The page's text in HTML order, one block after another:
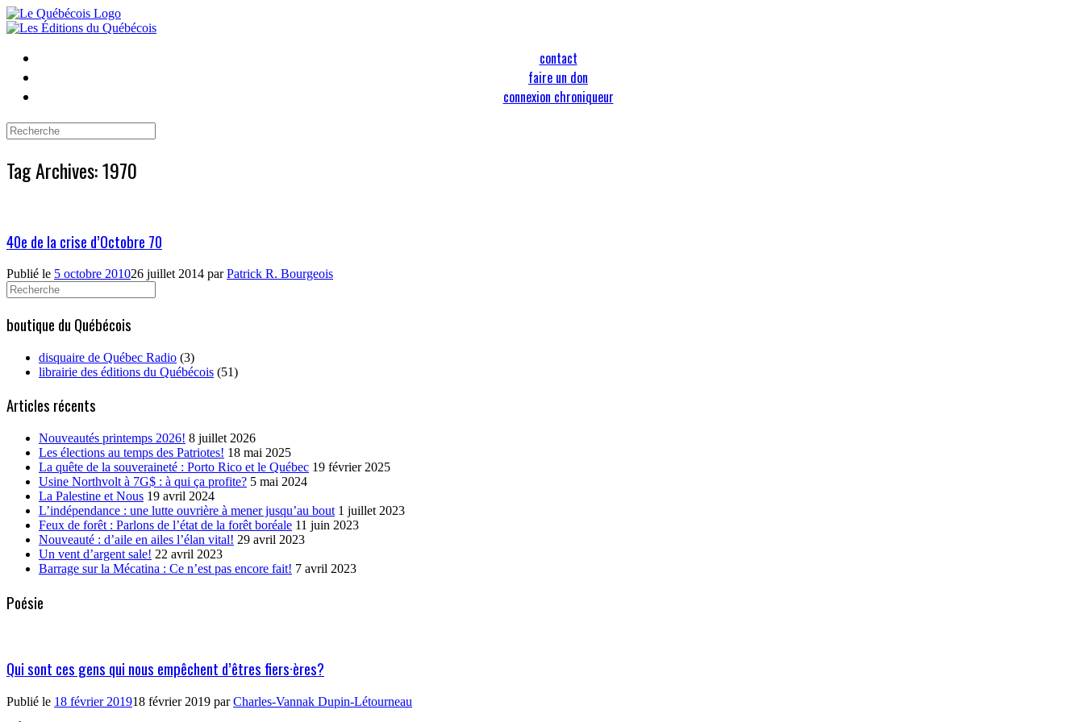
Skip
to
contact
faire un don
connexion chroniqueur
Search
Tag Archives:1970
40e de la crise d’Octobre 70
Publié le 5 octobre 201026 juillet 2014 parPatrick R. Bourgeois
Search
for:
boutique du Québécois
disquaire de Québec Radio (3)
librairie des éditions du Québécois (51)
Articles récents
Nouveautés printemps 2026! 8 juillet 2026
Les élections au temps des Patriotes! 18 mai 2025
La quête de la souveraineté : Porto Rico et le Québec 19 février 2025
Usine Northvolt à 7G$ : à qui ça profite? 5 mai 2024
La Palestine et Nous 19 avril 2024
L’indépendance : une lutte ouvrière à mener jusqu’au bout 1 juillet 2023
Feux de forêt : Parlons de l’état de la forêt boréale 11 juin 2023
Nouveauté : d’aile en ailes l’élan vital! 29 avril 2023
Un vent d’argent sale! 22 avril 2023
Barrage sur la Mécatina : Ce n’est pas encore fait! 7 avril 2023
Poésie
Qui sont ces gens qui nous empêchent d’êtres fiers·ères?
Publié le 18 février 201918 février 2019 parCharles-Vannak Dupin-Létourneau